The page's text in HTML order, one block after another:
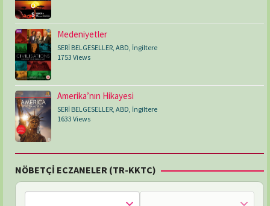
Medeniyetler
SERİ BELGESELLER ABD İngiltere
1753 Views
Amerika’nın Hikayesi
SERİ BELGESELLER ABD İngiltere
1633 Views
NÖBETÇİ ECZANELER (TR-KKTC)